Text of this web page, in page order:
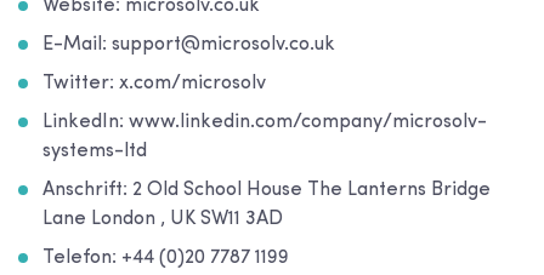
Website: microsolv.co.uk
E-Mail: support@microsolv.co.uk
Twitter: x.com/microsolv
LinkedIn: www.linkedin.com/company/microsolv-
systems-ltd
Anschrift: 2 Old School House The Lanterns Bridge
Lane London , UK SW11 3AD
Telefon: +44 (0)20 7787 1199